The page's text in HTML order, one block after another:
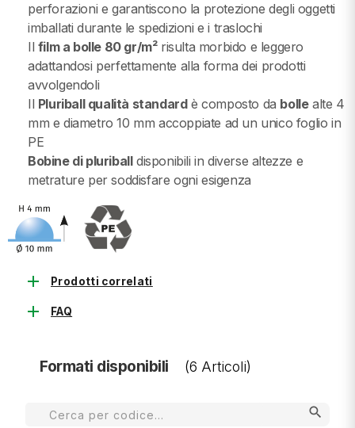
perforazioni e garantiscono la protezione degli oggetti
imballati durante le spedizioni e i traslochi
Il film a bolle 80 gr/m²risulta morbido e leggero
adattandosi perfettamente alla forma dei prodotti
avvolgendoli
Il Pluriball qualità standardè composto da bollealte 4
mm e diametro 10 mm accoppiate ad un unico foglio in
PE
Bobine di pluriballdisponibili in diverse altezze e
metrature per soddisfare ogni esigenza
add Prodotti correlati
add FAQ
Formati disponibili (6 Articoli)
search